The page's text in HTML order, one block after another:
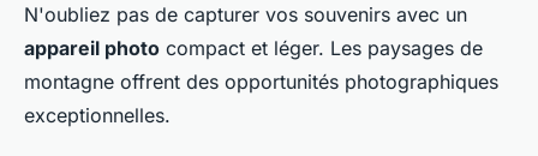
N'oubliez pas de capturer vos souvenirs avec un
appareil photo compact et léger. Les paysages de
montagne offrent des opportunités photographiques
exceptionnelles.